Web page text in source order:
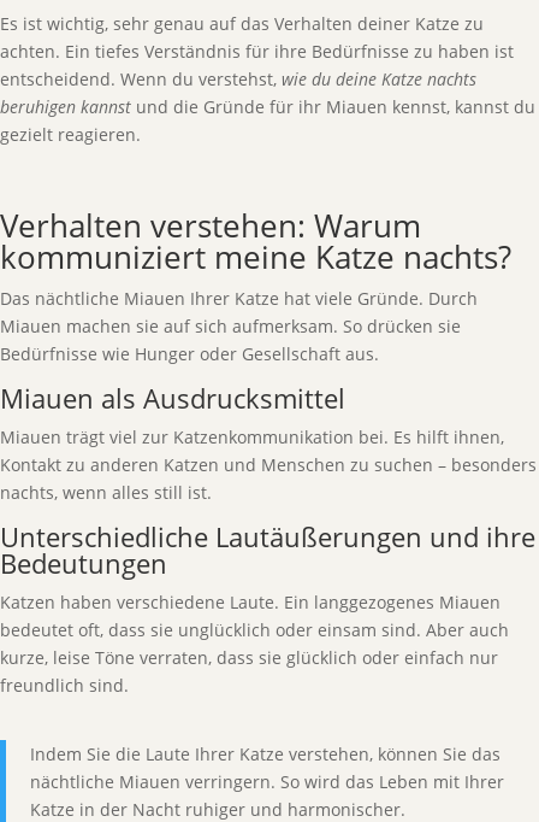
Es ist wichtig, sehr genau auf das Verhalten deiner Katze zu
achten. Ein tiefes Verständnis für ihre Bedürfnisse zu haben ist
entscheidend. Wenn du verstehst, wie du deine Katze nachts
beruhigen kannst und die Gründe für ihr Miauen kennst, kannst du
gezielt reagieren.
Verhalten verstehen: Warum
kommuniziert meine Katze nachts?
Das nächtliche Miauen Ihrer Katze hat viele Gründe. Durch
Miauen machen sie auf sich aufmerksam. So drücken sie
Bedürfnisse wie Hunger oder Gesellschaft aus.
Miauen als Ausdrucksmittel
Miauen trägt viel zur Katzenkommunikation bei. Es hilft ihnen,
Kontakt zu anderen Katzen und Menschen zu suchen – besonders
nachts, wenn alles still ist.
Unterschiedliche Lautäußerungen und ihre
Bedeutungen
Katzen haben verschiedene Laute. Ein langgezogenes Miauen
bedeutet oft, dass sie unglücklich oder einsam sind. Aber auch
kurze, leise Töne verraten, dass sie glücklich oder einfach nur
freundlich sind.
Indem Sie die Laute Ihrer Katze verstehen, können Sie das
nächtliche Miauen verringern. So wird das Leben mit Ihrer
Katze in der Nacht ruhiger und harmonischer.